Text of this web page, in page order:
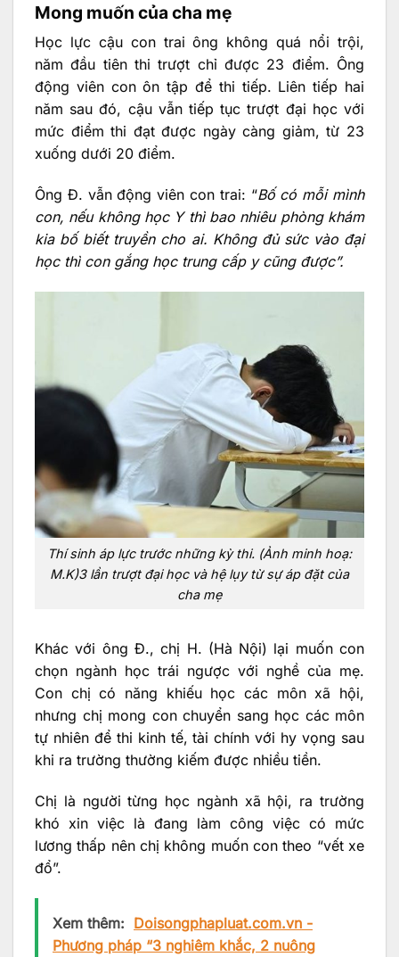
Mong muốn của cha mẹ
Học lực cậu con trai ông không quá nổi trội,
năm đầu tiên thi trượt chỉ được 23 điểm. Ông
động viên con ôn tập để thi tiếp. Liên tiếp hai
năm sau đó, cậu vẫn tiếp tục trượt đại học với
mức điểm thi đạt được ngày càng giảm, từ 23
xuống dưới 20 điểm.
Ông Đ. vẫn động viên con trai: “Bố có mỗi mình
con, nếu không học Y thì bao nhiêu phòng khám
kia bố biết truyền cho ai. Không đủ sức vào đại
học thì con gắng học trung cấp y cũng được”.
Thí sinh áp lực trước những kỳ thi. (Ảnh minh hoạ:
M.K)3 lần trượt đại học và hệ lụy từ sự áp đặt của
cha mẹ
Khác với ông Đ., chị H. (Hà Nội) lại muốn con
chọn ngành học trái ngược với nghề của mẹ.
Con chị có năng khiếu học các môn xã hội,
nhưng chị mong con chuyển sang học các môn
tự nhiên để thi kinh tế, tài chính với hy vọng sau
khi ra trường thường kiếm được nhiều tiền.
Chị là người từng học ngành xã hội, ra trường
khó xin việc là đang làm công việc có mức
lương thấp nên chị không muốn con theo “vết xe
đổ”.
Xem thêm: Doisongphapluat.com.vn -
Phương pháp “3 nghiêm khắc, 2 nuông